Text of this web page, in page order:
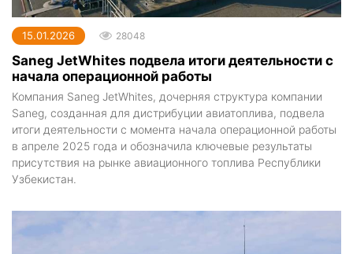
15.01.2026 28048
Saneg JetWhites подвела итоги деятельности с
начала операционной работы
Компания Saneg JetWhites, дочерняя структура компании
Saneg, созданная для дистрибуции авиатоплива, подвела
итоги деятельности с момента начала операционной работы
в апреле 2025 года и обозначила ключевые результаты
присутствия на рынке авиационного топлива Республики
Узбекистан.